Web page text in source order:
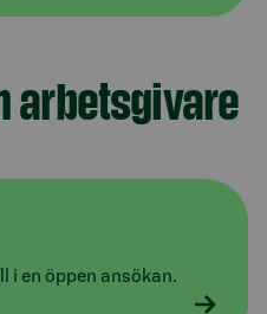
arbetsgivare
i en öppen ansökan.